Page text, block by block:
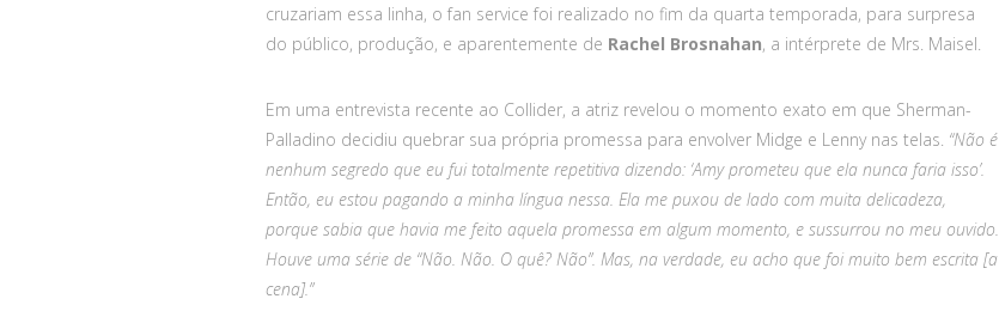
cruzariam essa linha, o fan service foi realizado no fim da quarta temporada, para surpresa
do público, produção, e aparentemente de Rachel Brosnahan, a intérprete de Mrs. Maisel.
Em uma entrevista recente ao Collider, a atriz revelou o momento exato em que Sherman-
Palladino decidiu quebrar sua própria promessa para envolver Midge e Lenny nas telas. “Não é
nenhum segredo que eu fui totalmente repetitiva dizendo: ‘Amy prometeu que ela nunca faria isso’.
Então, eu estou pagando a minha língua nessa. Ela me puxou de lado com muita delicadeza,
porque sabia que havia me feito aquela promessa em algum momento, e sussurrou no meu ouvido.
Houve uma série de “Não. Não. O quê? Não”. Mas, na verdade, eu acho que foi muito bem escrita [a
cena].”